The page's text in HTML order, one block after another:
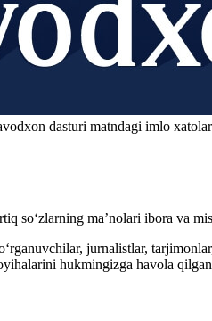
dasturi matndagi imlo
so‘zlarning ma’nolari ibora va
jurnalistlar,
hukmingizga havola